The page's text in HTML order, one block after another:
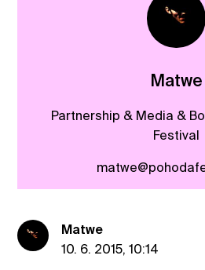
Matwe
Partnership & Media &
Festival
Matwe
10. 6. 2015, 10:14